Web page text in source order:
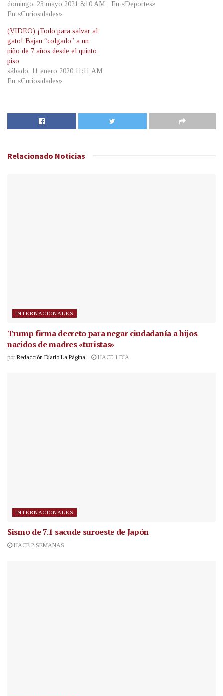
domingo, 23 mayo 2021 8:10 AM
En «Curiosidades»
En «Deportes»
(VIDEO) ¡Todo para salvar al
gato! Bajan “colgado” a un
niño de 7 años desde el quinto
piso
sábado, 11 enero 2020 11:11 AM
En «Curiosidades»
Relacionado Noticias
INTERNACIONALES
Trump firma decreto para negar ciudadanía a hijos
nacidos de madres «turistas»
por Redacción Diario La Página HACE 1 DÍA
INTERNACIONALES
Sismo de 7.1 sacude suroeste de Japón
HACE 2 SEMANAS